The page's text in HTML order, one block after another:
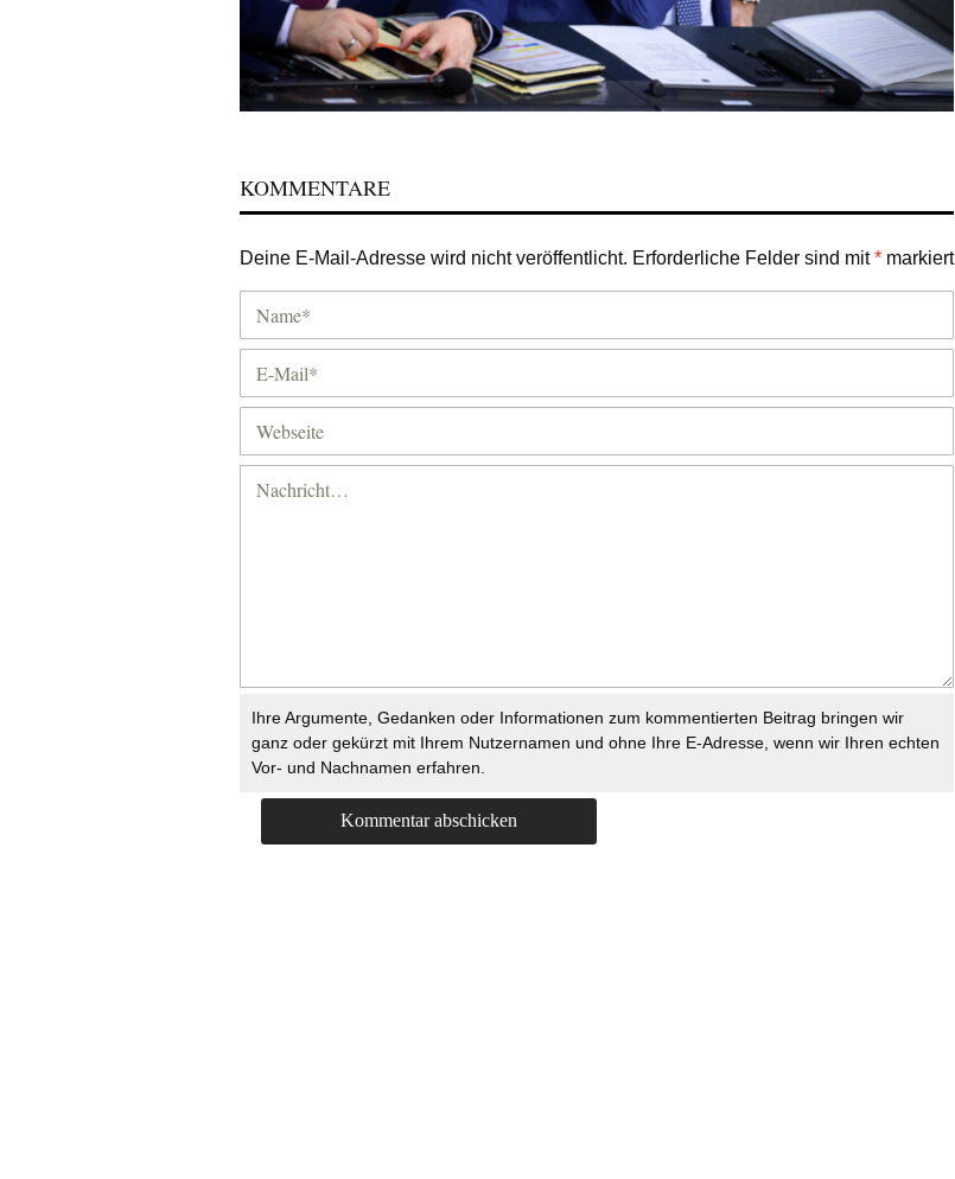
KOMMENTARE
Deine E-Mail-Adresse wird nicht veröffentlicht. Erforderliche Felder sind mit* markiert
Ihre Argumente, Gedanken oder Informationen zum kommentierten Beitrag bringen wir
ganz oder gekürzt mit Ihrem Nutzernamen und ohne Ihre E-Adresse, wenn wir Ihren echten
Vor- und Nachnamen erfahren.